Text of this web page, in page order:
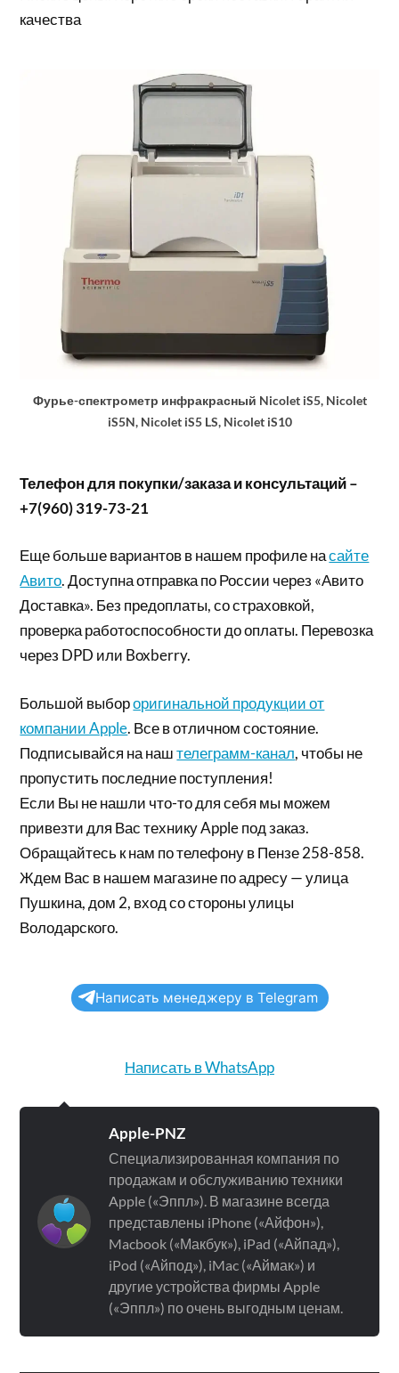
качества
Фурье-спектрометр инфракрасный Nicolet iS5, Nicolet
iS5N, Nicolet iS5 LS, Nicolet iS10
Телефон для покупки/заказа и консультаций –
+7(960) 319-73-21
Еще больше вариантов в нашем профиле насайте
Авито. Доступна отправка по России через «Авито
Доставка». Без предоплаты, со страховкой,
проверка работоспособности до оплаты. Перевозка
через DPD или Boxberry.
Большой выбороригинальной продукции от
компании Apple. Все в отличном состояние.
Подписывайся на наштелеграмм-канал, чтобы не
пропустить последние поступления!
Если Вы не нашли что-то для себя мы можем
привезти для Вас технику Apple под заказ.
Обращайтесь к нам по телефону в Пензе 258-858.
Ждем Вас в нашем магазине по адресу — улица
Пушкина, дом 2, вход со стороны улицы
Володарского.
Написать менеджеру в Telegram
Написать в WhatsApp
Apple-PNZ
Специализированная компания по
продажам и обслуживанию техники
Apple («Эппл»). В магазине всегда
представлены iPhone («Айфон»),
Macbook («Макбук»), iPad («Айпад»),
iPod («Айпод»), iMac («Аймак») и
другие устройства фирмы Apple
(«Эппл») по очень выгодным ценам.